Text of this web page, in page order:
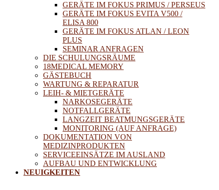
GERÄTE IM FOKUS PRIMUS / PERSEUS
GERÄTE IM FOKUS EVITA V500 /
ELISA 800
GERÄTE IM FOKUS ATLAN / LEON
PLUS
SEMINAR ANFRAGEN
DIE SCHULUNGSRÄUME
18MEDICAL MEMORY
GÄSTEBUCH
WARTUNG & REPARATUR
LEIH- & MIETGERÄTE
NARKOSEGERÄTE
NOTFALLGERÄTE
LANGZEIT BEATMUNGSGERÄTE
MONITORING (AUF ANFRAGE)
DOKUMENTATION VON
MEDIZINPRODUKTEN
SERVICEEINSÄTZE IM AUSLAND
AUFBAU UND ENTWICKLUNG
NEUIGKEITEN